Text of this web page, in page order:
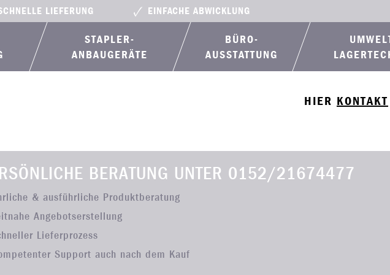
LIEFERUNG EINFACHE ABWICKLUNG
STAPLER-
ANBAUGERÄTE
BÜRO­
AUSSTATTUNG
HIER KONTAKT
BERATUNG UNTER 0152/21674477
& ausführliche Produktberatung
Angebotserstellung
Lieferprozess
Support auch nach dem Kauf